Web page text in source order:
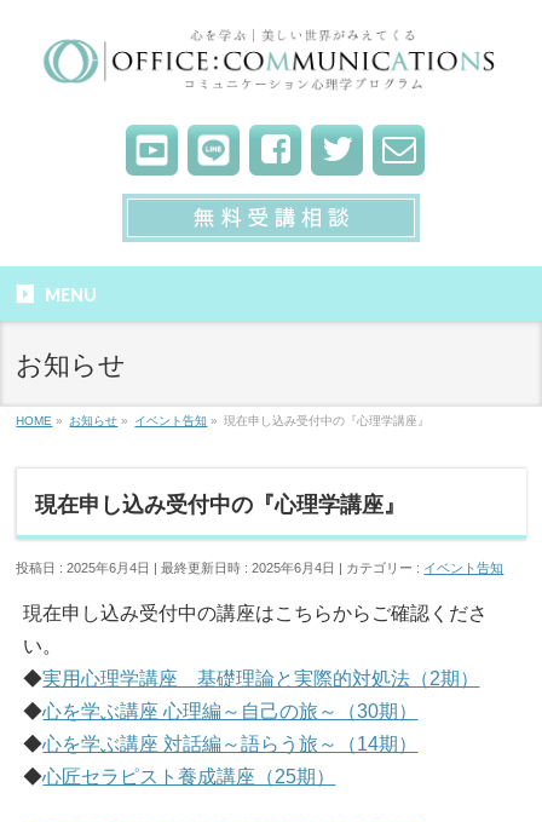
MENU
お知らせ
HOME » お知らせ » イベント告知 » 現在申し込み受付中の『心理学講座』
現在申し込み受付中の『心理学講座』
投稿日 : 2025年6月4日 最終更新日時 : 2025年6月4日 カテゴリー : イベント告知
現在申し込み受付中の講座はこちらからご確認くださ
い。
◆実用心理学講座 基礎理論と実際的対処法（2期）
◆心を学ぶ講座 心理編～自己の旅～（30期）
◆心を学ぶ講座 対話編～語らう旅～（14期）
◆心匠セラピスト養成講座（25期）